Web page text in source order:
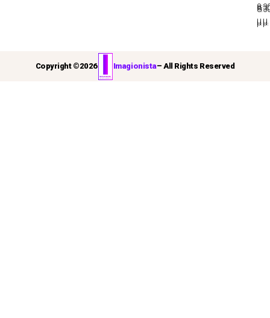
μ.μ.
μ.μ.
Copyright ©2026 Imagionista– All Rights Reserved